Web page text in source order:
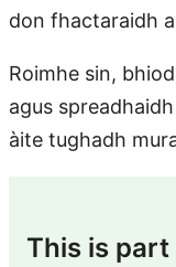
don fhactaraidh
Roimhe sin,
agus
àite tughadh
This is